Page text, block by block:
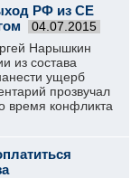
РФ из СЕ
04.07.2015
Нарышкин
из состава
ущерб
прозвучал
время конфликта